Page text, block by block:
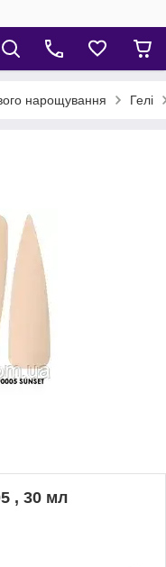
нарощування Гелі
, 30 мл